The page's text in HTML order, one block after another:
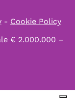
- Cookie Policy
€ 2.000.000 –